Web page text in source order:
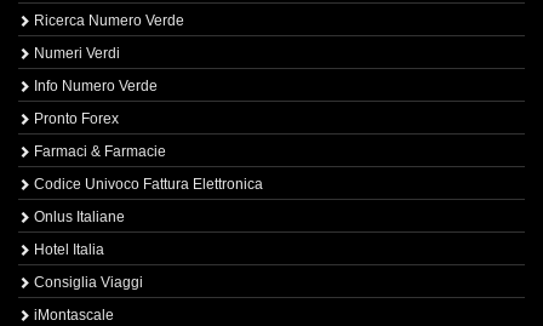
Ricerca Numero Verde
Numeri Verdi
Info Numero Verde
Pronto Forex
Farmaci & Farmacie
Codice Univoco Fattura Elettronica
Onlus Italiane
Hotel Italia
Consiglia Viaggi
iMontascale